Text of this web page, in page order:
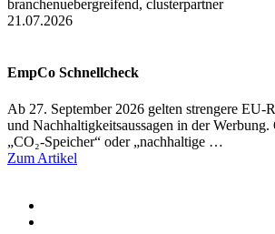
branchenuebergreifend, clusterpartner
21.07.2026
EmpCo Schnellcheck
Ab 27. September 2026 gelten strengere EU-
und Nachhaltigkeitsaussagen in der Werbung.
„CO₂-Speicher“ oder „nachhaltige …
Zum Artikel